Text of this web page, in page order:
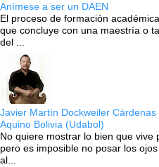
Anímese a ser un DAEN
El proceso de formación
que concluye con una maestría o
del ...
Javier Martín Dockweiler
Aquino Bolivia (Udabol)
No quiere mostrar lo bien que vive
pero es imposible no posar los
al...